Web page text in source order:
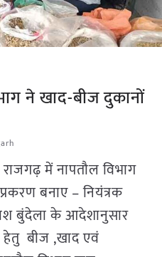
ने खाद-बीज दुकानों
में नापतौल विभाग
बनाए – नियंत्रक
बुंदेला के आदेशानुसार
हेतु बीज ,खाद एवं